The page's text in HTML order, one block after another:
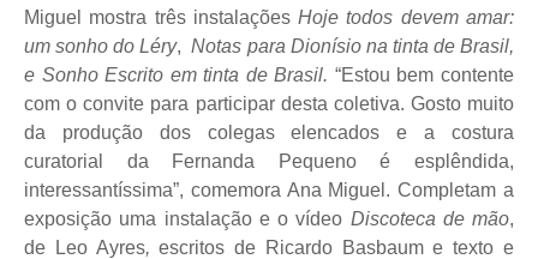
Miguel mostra três instalaçõesHoje todos devem amar:
um sonho do Léry,Notas para Dionísio na tinta de Brasil,
e Sonho Escrito em tinta de Brasil. “Estou bem contente
com o convite para participar desta coletiva. Gosto muito
da produção dos colegas elencados e a costura
curatorial da Fernanda Pequeno é esplêndida,
interessantíssima”, comemora Ana Miguel.Completam a
exposição uma instalação e o vídeo Discoteca de mão,
de Leo Ayres,escritos de Ricardo Basbaum e texto e